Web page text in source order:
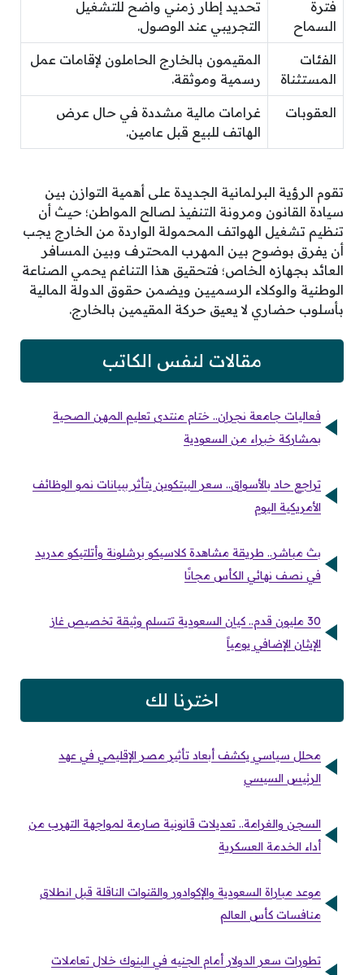
فترة
السماح
تحديد إطار زمني واضح للتشغيل
التجريبي عند الوصول.
الفئات
المستثناة
المقيمون بالخارج الحاملون لإقامات عمل
رسمية وموثقة.
العقوبات
غرامات مالية مشددة في حال عرض
الهاتف للبيع قبل عامين.
تقوم الرؤية البرلمانية الجديدة على أهمية التوازن بين
سيادة القانون ومرونة التنفيذ لصالح المواطن؛ حيث أن
تنظيم تشغيل الهواتف المحمولة الواردة من الخارج يجب
أن يفرق بوضوح بين المهرب المحترف وبين المسافر
العائد بجهازه الخاص؛ فتحقيق هذا التناغم يحمي الصناعة
الوطنية والوكلاء الرسميين ويضمن حقوق الدولة المالية
بأسلوب حضاري لا يعيق حركة المقيمين بالخارج.
مقالات لنفس الكاتب
فعاليات جامعة نجران.. ختام منتدى تعليم المهن الصحية
بمشاركة خبراء من السعودية
تراجع حاد بالأسواق.. سعر البيتكوين يتأثر ببيانات نمو الوظائف
الأمريكية اليوم
بث مباشر.. طريقة مشاهدة كلاسيكو برشلونة وأتلتيكو مدريد
في نصف نهائي الكأس مجانًا
30 مليون قدم.. كيان السعودية تتسلم وثيقة تخصيص غاز
الإيثان الإضافي يومياً
اخترنا لك
محلل سياسي يكشف أبعاد تأثير مصر الإقليمي في عهد
الرئيس السيسي
السجن والغرامة.. تعديلات قانونية صارمة لمواجهة التهرب من
أداء الخدمة العسكرية
موعد مباراة السعودية والإكوادور والقنوات الناقلة قبل انطلاق
منافسات كأس العالم
تطورات سعر الدولار أمام الجنيه في البنوك خلال تعاملات